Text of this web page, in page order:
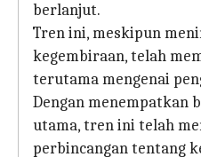
berlanjut.
Tren ini, meskipun
kegembiraan, telah
terutama mengenai
Dengan menempatkan
utama, tren ini telah
perbincangan tentang